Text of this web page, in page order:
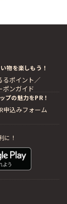
物を楽しもう！
るポイント／
ポンガイド
プの魅力をPR！
申込みフォーム
に！